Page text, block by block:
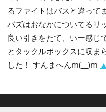
るファイトはバスと違って
バズはおなかについてるリ
良い引きをたて、いー感じ
とタックルボックスに収ま
した！ すんまへんm(__)m